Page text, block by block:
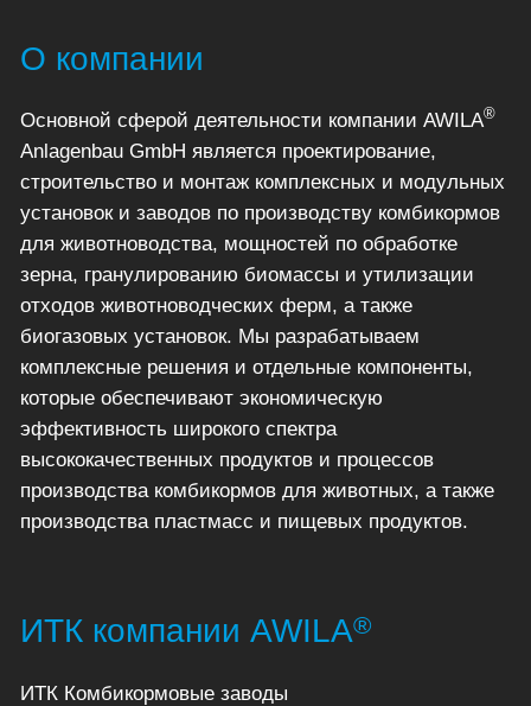
О компании
Основной сферой деятельности компании AWILA®
Anlagenbau GmbH является проектирование,
строительство и монтаж комплексных и модульных
установок и заводов по производству комбикормов
для животноводства, мощностей по обработке
зерна, гранулированию биомассы и утилизации
отходов животноводческих ферм, а также
биогазовых установок. Мы разрабатываем
комплексные решения и отдельные компоненты,
которые обеспечивают экономическую
эффективность широкого спектра
высококачественных продуктов и процессов
производства комбикормов для животных, а также
производства пластмасс и пищевых продуктов.
ИТК компании AWILA®
ИТК Комбикормовые заводы